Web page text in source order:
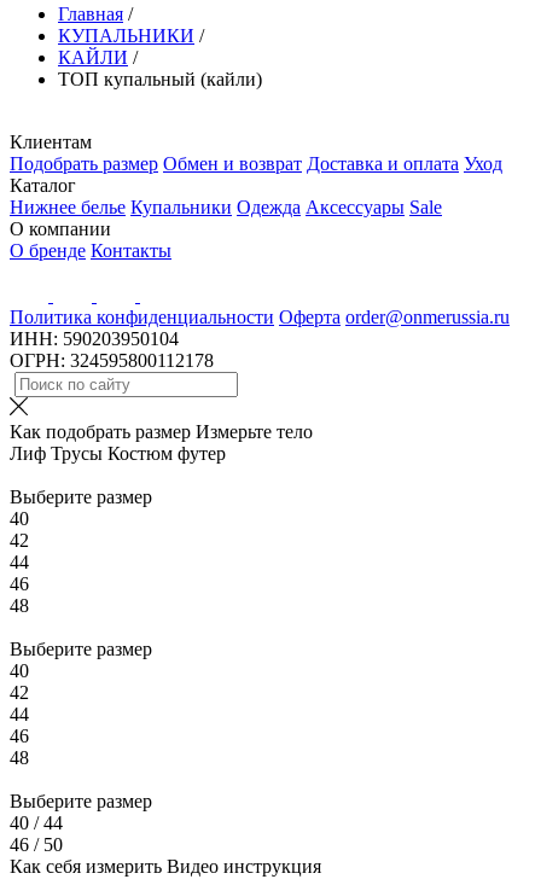
Главная /
КУПАЛЬНИКИ /
КАЙЛИ /
ТОП купальный (кайли)
Клиентам
Подобрать размер Обмен и возврат Доставка и оплата Уход
Каталог
Нижнее белье Купальники Одежда Аксессуары Sale
О компании
О бренде Контакты
Политика конфиденциальности Оферта order@onmerussia.ru
ИНН: 590203950104
ОГРН: 324595800112178
Как подобрать размер Измерьте тело
Лиф Трусы Костюм футер
Выберите размер
40
42
44
46
48
Выберите размер
40
42
44
46
48
Выберите размер
40 / 44
46 / 50
Как себя измерить Видео инструкция